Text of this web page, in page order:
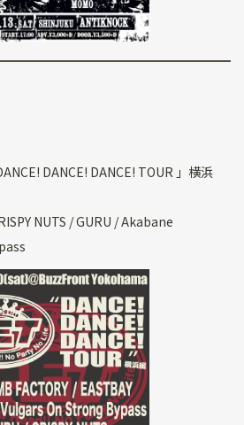
DANCE! DANCE! TOUR 」横浜
NUTS / GURU / Akabane